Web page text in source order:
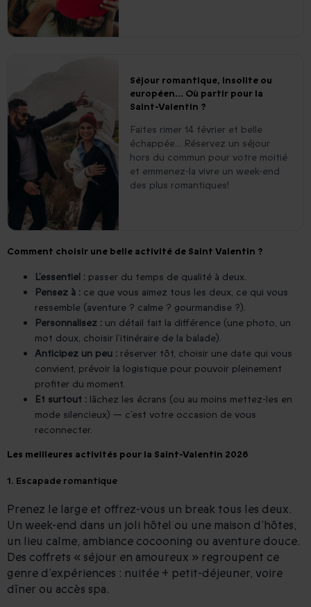
Séjour romantique, insolite ou
européen… Où partir pour la
Saint-Valentin ?
Faites rimer 14 février et belle
échappée... Réservez un séjour
hors du commun pour votre moitié
et emmenez-la vivre un week-end
des plus romantiques!
Comment choisir une belle activité de Saint Valentin ?
L’essentiel : passer du temps de qualité à deux.
Pensez à : ce que vous aimez tous les deux, ce qui vous
ressemble (aventure ? calme ? gourmandise ?).
Personnalisez : un détail fait la différence (une photo, un
mot doux, choisir l’itinéraire de la balade).
Anticipez un peu : réserver tôt, choisir une date qui vous
convient, prévoir la logistique pour pouvoir pleinement
profiter du moment.
Et surtout : lâchez les écrans (ou au moins mettez-les en
mode silencieux) — c’est votre occasion de vous
reconnecter.
Les meilleures activités pour la Saint-Valentin 2026
1. Escapade romantique
Prenez le large et offrez-vous un break tous les deux.
Un week-end dans un joli hôtel ou une maison d’hôtes,
un lieu calme, ambiance cocooning ou aventure douce.
Des coffrets « séjour en amoureux » regroupent ce
genre d’expériences : nuitée + petit-déjeuner, voire
dîner ou accès spa.